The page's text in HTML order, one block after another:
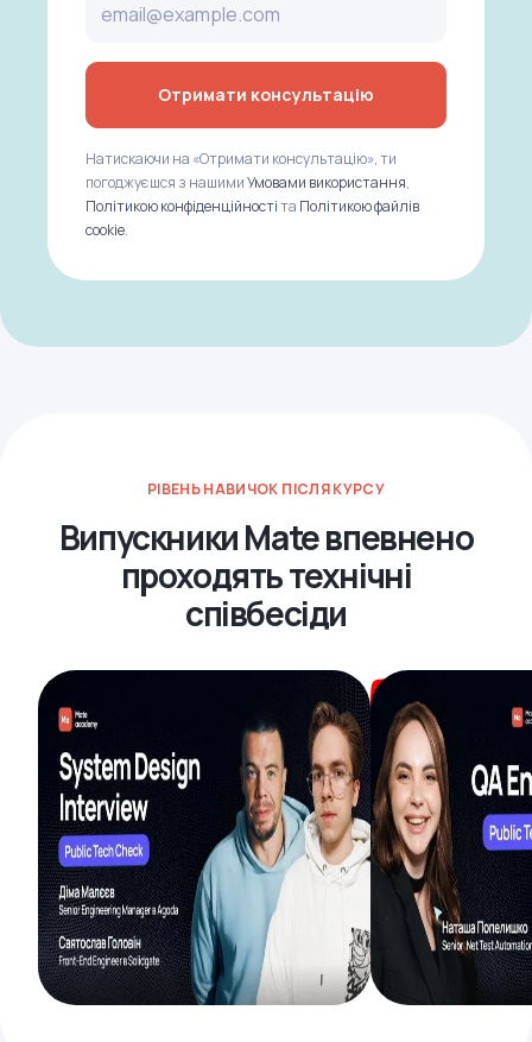
Отримати консультацію
Натискаючи на «Отримати консультацію», ти
погоджуєшся з нашимиУмовами використання,
Політикою конфіденційностіта Політикою файлів
cookie.
РІВЕНЬ НАВИЧОК ПІСЛЯ КУРСУ
Випускники Mate впевнено
проходять технічні
співбесіди